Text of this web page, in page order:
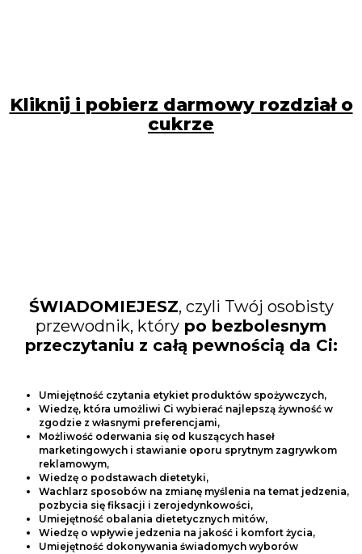
Kliknij i pobierz darmowy rozdział o
cukrze
ŚWIADOMIEJESZ, czyli Twój osobisty
przewodnik, który po bezbolesnym
przeczytaniu z całą pewnością da Ci:
Umiejętność czytania etykiet produktów spożywczych,
Wiedzę, która umożliwi Ci wybierać najlepszą żywność w
zgodzie z własnymi preferencjami,
Możliwość oderwania się od kuszących haseł
marketingowych i stawianie oporu sprytnym zagrywkom
reklamowym,
Wiedzę o podstawach dietetyki,
Wachlarz sposobów na zmianę myślenia na temat jedzenia,
pozbycia się fiksacji i zerojedynkowości,
Umiejętność obalania dietetycznych mitów,
Wiedzę o wpływie jedzenia na jakość i komfort życia,
Umiejętność dokonywania świadomych wyborów